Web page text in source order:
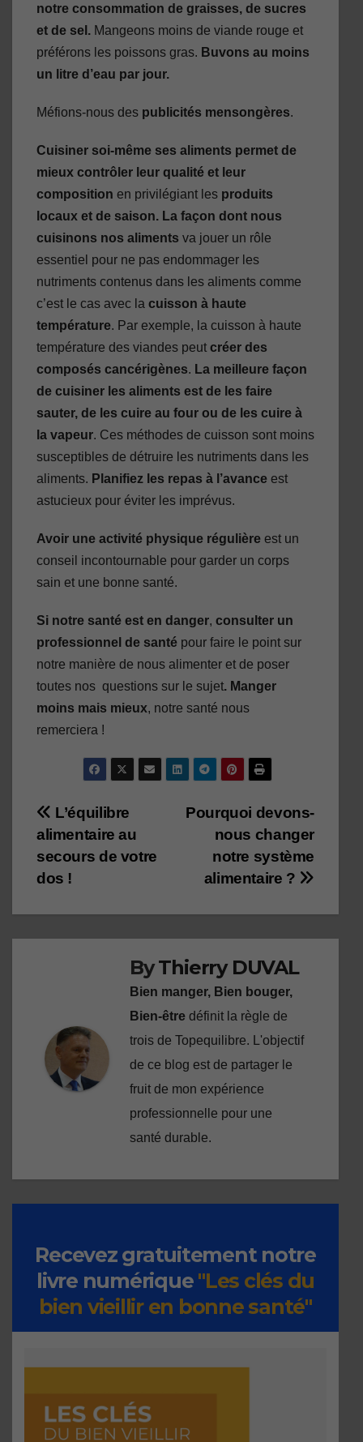
notre consommation de graisses, de sucres
et de sel. Mangeons moins de viande rouge et
préférons les poissons gras. Buvons au moins
un litre d’eau par jour.
Méfions-nous des publicités mensongères.
Cuisiner soi-même ses aliments permet de
mieux contrôler leur qualité et leur
composition en privilégiant les produits
locaux et de saison. La façon dont nous
cuisinons nos aliments va jouer un rôle
essentiel pour ne pas endommager les
nutriments contenus dans les aliments comme
c’est le cas avec la cuisson à haute
température. Par exemple, la cuisson à haute
température des viandes peut créer des
composés cancérigènes. La meilleure façon
de cuisiner les aliments est de les faire
sauter, de les cuire au four ou de les cuire à
la vapeur. Ces méthodes de cuisson sont moins
susceptibles de détruire les nutriments dans les
aliments. Planifiez les repas à l’avance est
astucieux pour éviter les imprévus.
Avoir une activité physique régulière est un
conseil incontournable pour garder un corps
sain et une bonne santé.
Si notre santé est en danger, consulter un
professionnel de santé pour faire le point sur
notre manière de nous alimenter et de poser
toutes nos questions sur le sujet. Manger
moins mais mieux, notre santé nous
remerciera !
Navigation
de
l’article
Pourquoi devons-
nous changer
notre système
alimentaire ?
L’équilibre
alimentaire au
secours de votre
dos !
ByThierry DUVAL
Bien manger, Bien bouger,
Bien-être définit la règle de
trois de Topequilibre. L'objectif
de ce blog est de partager le
fruit de mon expérience
professionnelle pour une
santé durable.
Recevez gratuitement notre
livre numérique "Les clés du
bien vieillir en bonne santé"